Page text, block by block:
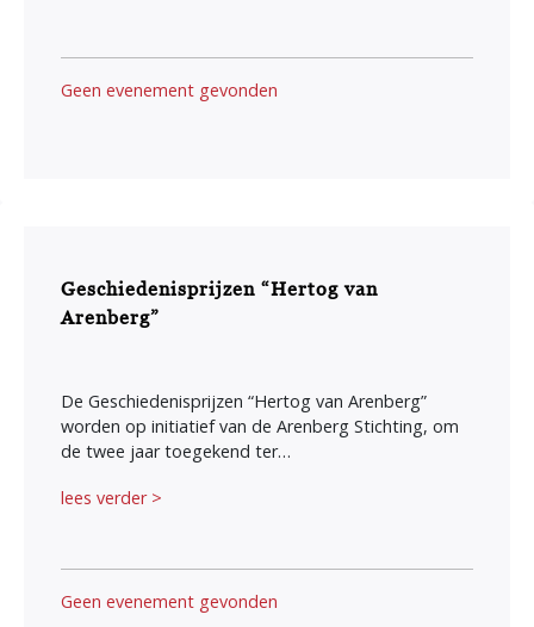
Geen evenement gevonden
Geschiedenisprijzen “Hertog van
Arenberg”
De Geschiedenisprijzen “Hertog van Arenberg”
worden op initiatief van de Arenberg Stichting, om
de twee jaar toegekend ter…
lees verder >
Geen evenement gevonden